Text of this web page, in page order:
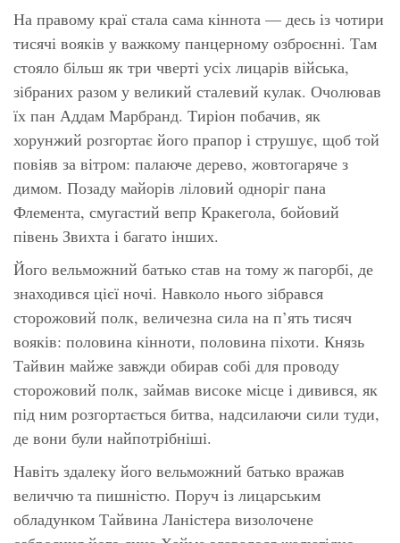
На правому краї стала сама кіннота — десь із чотири
тисячі вояків у важкому панцерному озброєнні. Там
стояло більш як три чверті усіх лицарів війська,
зібраних разом у великий сталевий кулак. Очолював
їх пан Аддам Марбранд. Тиріон побачив, як
хорунжий розгортає його прапор і струшує, щоб той
повіяв за вітром: палаюче дерево, жовтогаряче з
димом. Позаду майорів ліловий одноріг пана
Флемента, смугастий вепр Кракегола, бойовий
півень Звихта і багато інших.
Його вельможний батько став на тому ж пагорбі, де
знаходився цієї ночі. Навколо нього зібрався
сторожовий полк, величезна сила на п’ять тисяч
вояків: половина кінноти, половина піхоти. Князь
Тайвин майже завжди обирав собі для проводу
сторожовий полк, займав високе місце і дивився, як
під ним розгортається битва, надсилаючи сили туди,
де вони були найпотрібніші.
Навіть здалеку його вельможний батько вражав
величчю та пишністю. Поруч із лицарським
обладунком Тайвина Ланістера визолочене